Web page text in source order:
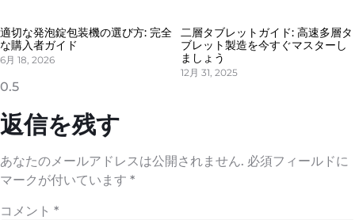
適切な発泡錠包装機の選び方: 完全
な購入者ガイド
6月 18, 2026
二層タブレットガイド: 高速多層タ
ブレット製造を今すぐマスターし
ましょう
12月 31, 2025
返信を残す
あなたのメールアドレスは公開されません. 必須フィールドに
マークが付いています *
コメント *